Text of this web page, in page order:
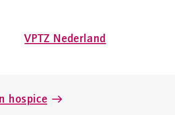
VPTZ Nederland
hospice